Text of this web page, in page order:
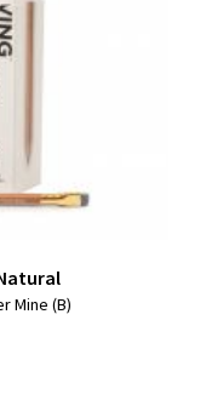
Mine (B)